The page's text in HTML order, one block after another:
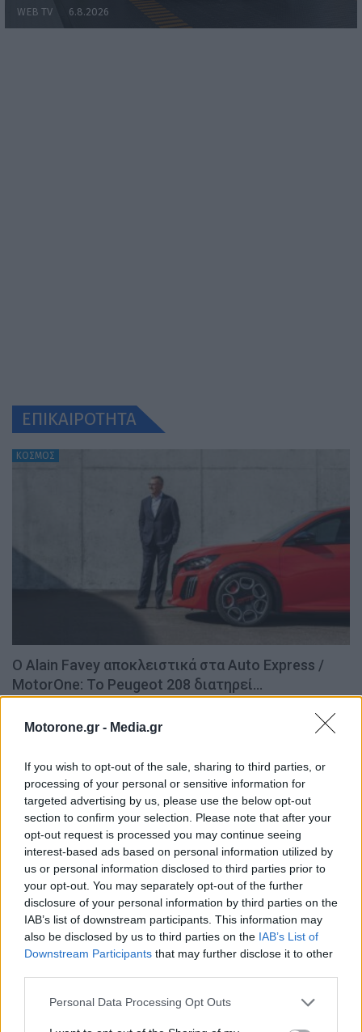
Motorone.gr - Media.gr
If you wish to opt-out of the sale, sharing to third parties, or
processing of your personal or sensitive information for
targeted advertising by us, please use the below opt-out
section to confirm your selection. Please note that after your
opt-out request is processed you may continue seeing
interest-based ads based on personal information utilized by
us or personal information disclosed to third parties prior to
your opt-out. You may separately opt-out of the further
disclosure of your personal information by third parties on the
IAB’s list of downstream participants. This information may
also be disclosed by us to third parties on the IAB’s List of
Downstream Participants that may further disclose it to other
Personal Data Processing Opt Outs
WEB TV 6.8.2026
ΕΠΙΚΑΙΡΟΤΗΤΑ
ΚΟΣΜΟΣ
Ο Alain Favey αποκλειστικά στα Auto Express /
MotorOne: Το Peugeot 208 διατηρεί…
Motor Oil: Δωρεά πυροσβεστικών οχημάτων και
εξοπλισμού στον δήμο Αγίου Βασιλείου
NEWSROOM 6.8.2026